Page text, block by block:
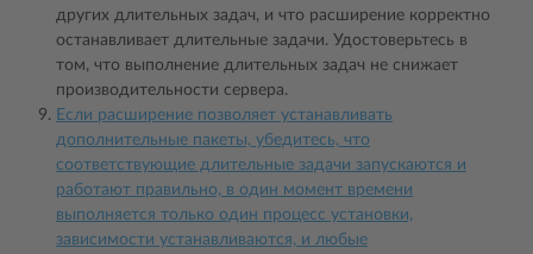
других длительных задач, и что расширение корректно
останавливает длительные задачи. Удостоверьтесь в
том, что выполнение длительных задач не снижает
производительности сервера.
Если расширение позволяет устанавливать
дополнительные пакеты, убедитесь, что
соответствующие длительные задачи запускаются и
работают правильно, в один момент времени
выполняется только один процесс установки,
зависимости устанавливаются, и любые